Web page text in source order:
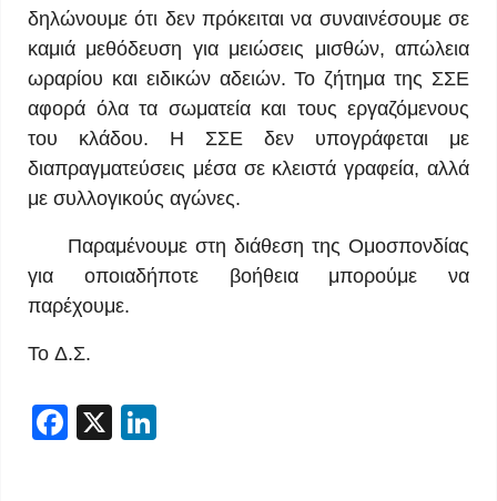
δηλώνουμε ότι δεν πρόκειται να συναινέσουμε σε
καμιά μεθόδευση για μειώσεις μισθών, απώλεια
ωραρίου και ειδικών αδειών. Το ζήτημα της ΣΣΕ
αφορά όλα τα σωματεία και τους εργαζόμενους
του κλάδου. Η ΣΣΕ δεν υπογράφεται με
διαπραγματεύσεις μέσα σε κλειστά γραφεία, αλλά
με συλλογικούς αγώνες.
Παραμένουμε στη διάθεση της Ομοσπονδίας
για οποιαδήποτε βοήθεια μπορούμε να
παρέχουμε.
To Δ.Σ.
Facebook
X